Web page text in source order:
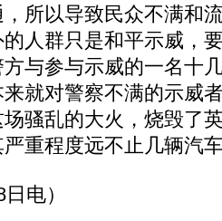
所以导致民众不满和
人群只是和平示威，
与参与示威的一名十
就对警察不满的示威
骚乱的大火，烧毁了
重程度远不止几辆汽
电）